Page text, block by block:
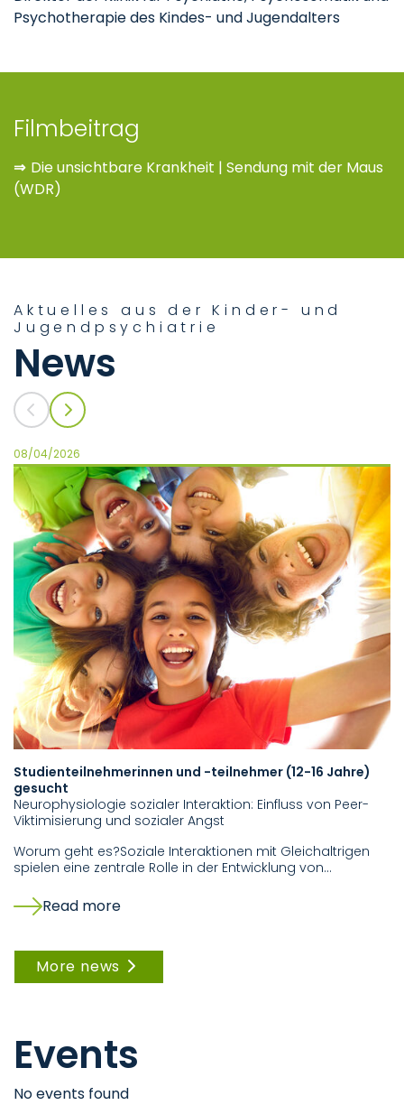
Psychotherapie des Kindes- und Jugendalters
Filmbeitrag
⇒ Die unsichtbare Krankheit | Sendung mit der Maus
(WDR)
Aktuelles aus der Kinder- und
Jugendpsychiatrie
News
08/04/2026
Studienteilnehmerinnen und -teilnehmer (12-16 Jahre)
gesucht
Neurophysiologie sozialer Interaktion: Einfluss von Peer-
Viktimisierung und sozialer Angst
Worum geht es?Soziale Interaktionen mit Gleichaltrigen
spielen eine zentrale Rolle in der Entwicklung von…
Read more
More news
Events
No events found